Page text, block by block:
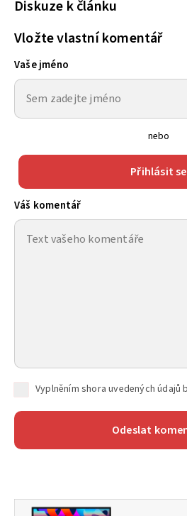
Diskuze k článku
Vložte vlastní komentář
Vaše jméno
nebo
Přihlásit se
Váš komentář